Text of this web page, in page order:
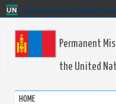
Welcome to the United
Permanent
the United
HOME